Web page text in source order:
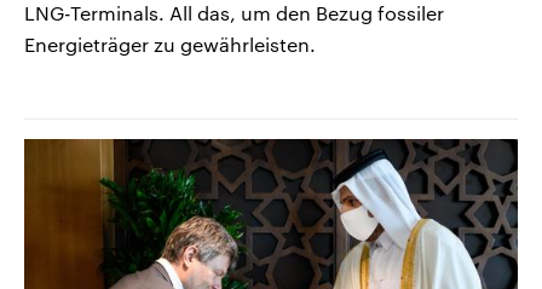
LNG-Terminals. All das, um den Bezug fossiler
Energieträger zu gewährleisten.